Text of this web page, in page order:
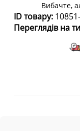
Вибачте,
ID товару:
Переглядів на